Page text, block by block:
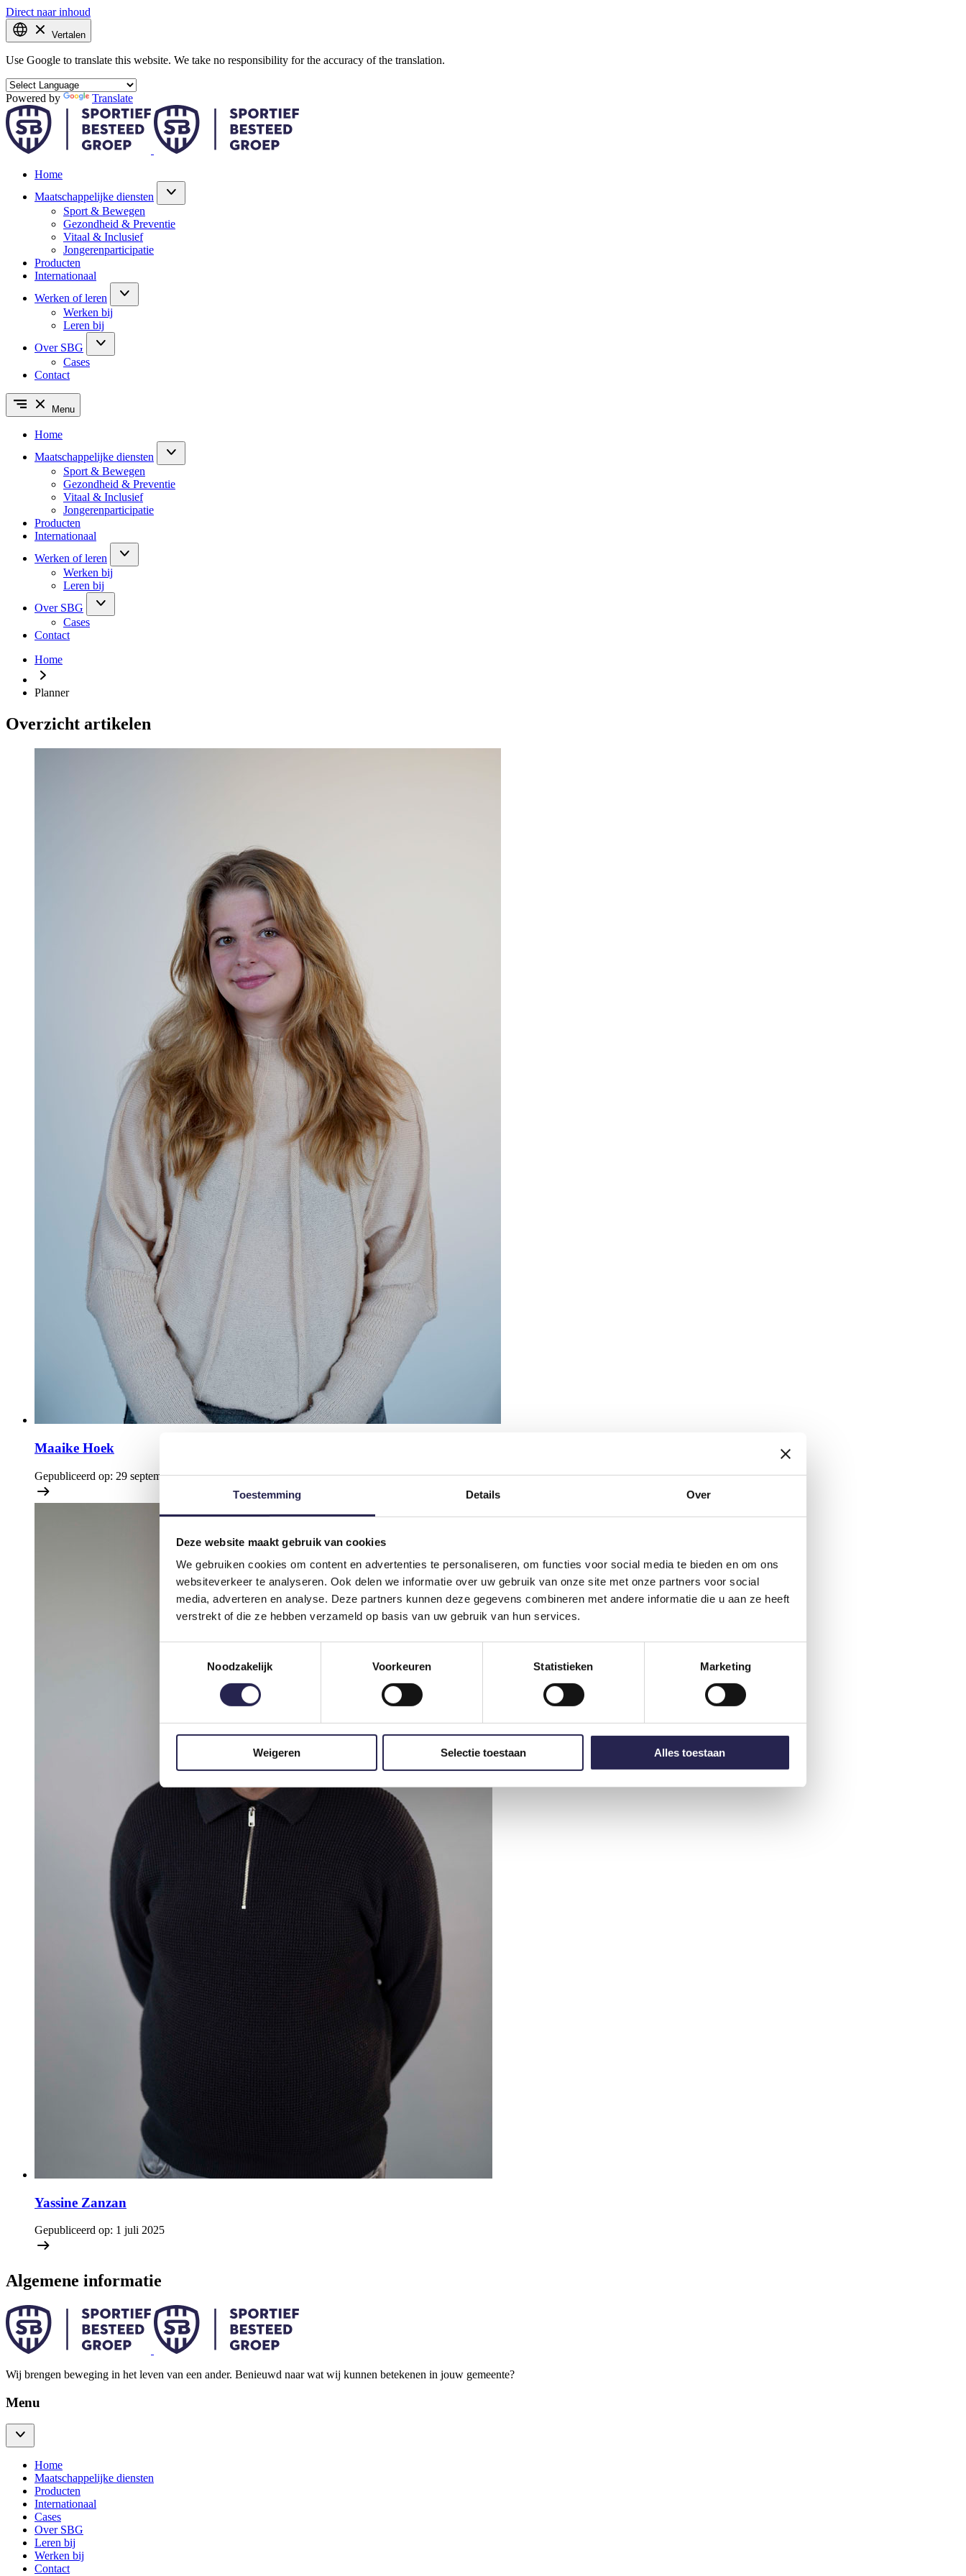
Toestemming Details Over
Deze website maakt gebruik van cookies
We gebruiken cookies om content en advertenties te personaliseren, om functies voor social media te bieden en om ons
websiteverkeer te analyseren. Ook delen we informatie over uw gebruik van onze site met onze partners voor social
media, adverteren en analyse. Deze partners kunnen deze gegevens combineren met andere informatie die u aan ze heeft
verstrekt of die ze hebben verzameld op basis van uw gebruik van hun services.
Noodzakelijk
Voorkeuren Statistieken Marketing
Weigeren Selectie toestaan Alles toestaan
Direct naar inhoud
Vertalen
Use Google to translate this website. We take no responsibility for the accuracy of the translation.
Powered by Translate
Home
Maatschappelijke diensten
Sport & Bewegen
Gezondheid & Preventie
Vitaal & Inclusief
Jongerenparticipatie
Producten
Internationaal
Werken of leren
Werken bij
Leren bij
Over SBG
Cases
Contact
Menu
Home
Maatschappelijke diensten
Sport & Bewegen
Gezondheid & Preventie
Vitaal & Inclusief
Jongerenparticipatie
Producten
Internationaal
Werken of leren
Werken bij
Leren bij
Over SBG
Cases
Contact
Home
Planner
Overzicht artikelen
Maaike Hoek
Gepubliceerd op: 29 september 2025
Yassine Zanzan
Gepubliceerd op: 1 juli 2025
Algemene informatie
Wij brengen beweging in het leven van een ander. Benieuwd naar wat wij kunnen betekenen in jouw gemeente?
Menu
Home
Maatschappelijke diensten
Producten
Internationaal
Cases
Over SBG
Leren bij
Werken bij
Contact